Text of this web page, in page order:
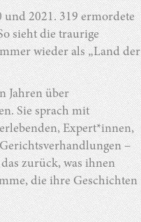
und 2021. 319 ermordete
sieht die traurige
wieder als „Land der
Jahren über
Sie sprach mit
Expert*innen,
–
zurück, was ihnen
die ihre Geschichten